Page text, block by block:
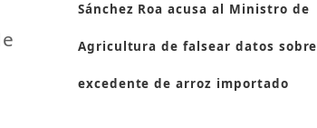
Sánchez Roa acusa al Ministro de
Agricultura de falsear datos sobre
excedente de arroz importado